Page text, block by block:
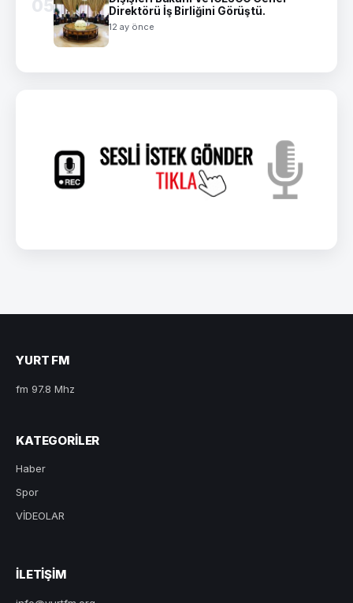
05
Direktörü İş Birliğini Görüştü.
12 ay önce
YURT FM
fm 97.8 Mhz
KATEGORILER
Haber
Spor
VİDEOLAR
ILETIŞIM